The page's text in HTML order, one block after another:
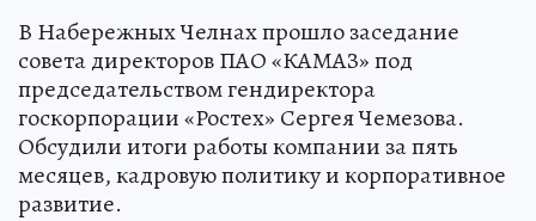
В Набережных Челнах прошло заседание
совета директоров ПАО «КАМАЗ» под
председательством гендиректора
госкорпорации «Ростех» Сергея Чемезова.
Обсудили итоги работы компании за пять
месяцев, кадровую политику и корпоративное
развитие.